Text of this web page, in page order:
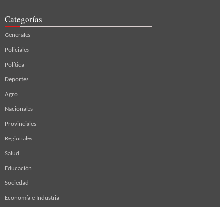
Categorías
Generales
Policiales
Política
Deportes
Agro
Nacionales
Provinciales
Regionales
Salud
Educación
Sociedad
Economía e Industria